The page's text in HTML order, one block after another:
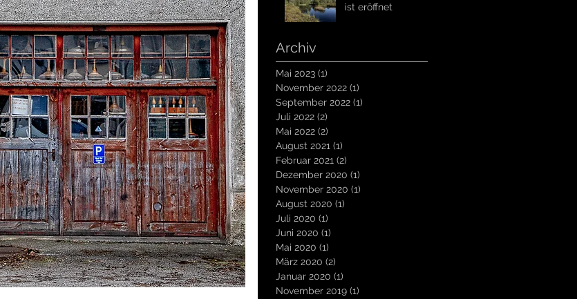
ist eröffnet
Archiv
Mai 2023 (1)
November 2022 (1)
September 2022 (1)
Juli 2022 (2)
Mai 2022 (2)
August 2021 (1)
Februar 2021 (2)
Dezember 2020 (1)
November 2020 (1)
August 2020 (1)
Juli 2020 (1)
Juni 2020 (1)
Mai 2020 (1)
März 2020 (2)
Januar 2020 (1)
November 2019 (1)